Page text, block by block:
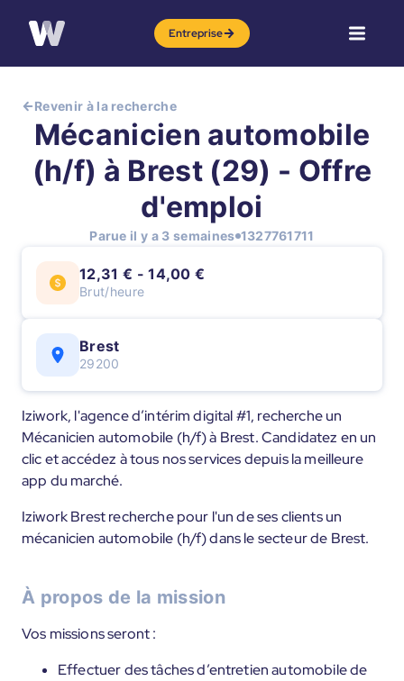
Entreprise
Revenir à la recherche
Mécanicien automobile
(h/f) à Brest (29) - Offre
d'emploi
Parue il y a 3 semaines 1327761711
12,31 € - 14,00 €
Brut/heure
Brest
29200
Iziwork, l'agence d’intérim digital #1, recherche un
Mécanicien automobile (h/f) à Brest. Candidatez en un
clic et accédez à tous nos services depuis la meilleure
app du marché.
Iziwork Brest recherche pour l'un de ses clients un
mécanicien automobile (h/f) dans le secteur de Brest.
À propos de la mission
Vos missions seront :
Effectuer des tâches d’entretien automobile de